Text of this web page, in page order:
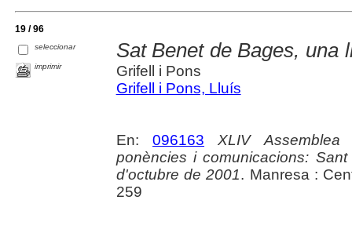
19 / 96
seleccionar
imprimir
Sat Benet de Bages, una
Grifell i Pons
Grifell i Pons, Lluís
En:096163
XLIV
ponències i comunicacions:
d'octubre de 2001. Manresa :
259